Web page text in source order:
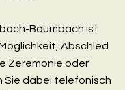
Baumbach ist
Abschied
Zeremonie oder
Sie dabei telefonisch